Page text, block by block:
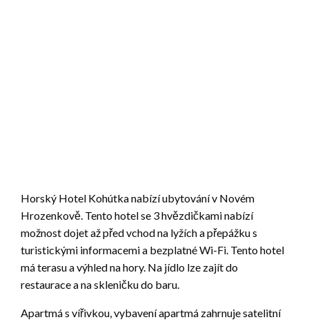
Horský Hotel Kohútka nabízí ubytování v Novém
Hrozenkově. Tento hotel se 3 hvězdičkami nabízí
možnost dojet až před vchod na lyžích a přepážku s
turistickými informacemi a bezplatné Wi-Fi. Tento hotel
má terasu a výhled na hory. Na jídlo lze zajít do
restaurace a na skleničku do baru.
Apartmá s vířivkou, vybavení apartmá zahrnuje satelitní